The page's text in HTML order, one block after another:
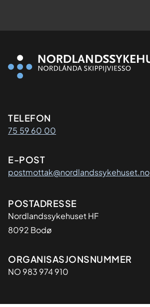
Kontaktinformasjon
TELEFON
75 59 60 00
E-POST
postmottak@nordlandssykehuset.no
Adresse
POSTADRESSE
Nordlandssykehuset HF
8092 Bodø
Organisasjon
ORGANISASJONSNUMMER
NO 983 974 910